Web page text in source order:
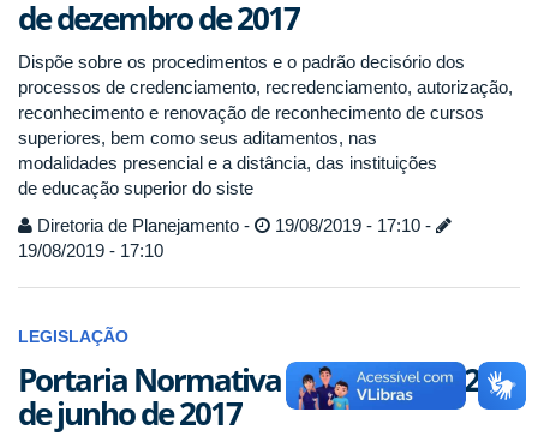
de dezembro de 2017
Dispõe sobre os procedimentos e o padrão decisório dos
processos de credenciamento, recredenciamento, autorização,
reconhecimento e renovação de reconhecimento de cursos
superiores, bem como seus aditamentos, nas
modalidades presencial e a distância, das instituições
de educação superior do siste
Diretoria de Planejamento -
19/08/2019 - 17:10 -
19/08/2019 - 17:10
LEGISLAÇÃO
Portaria Normativa MEC nº 11 de 20
de junho de 2017